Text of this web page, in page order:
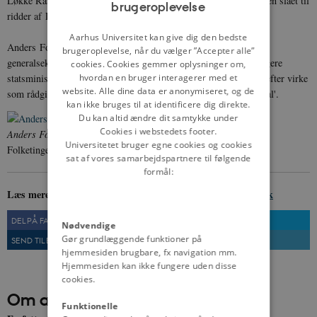
ridder af Dannebrogordenens storkors.
Anders Fogh Rasmussen overtog formelt posten som NATO's
generalsekretær 1.8. 2009 og afløstes 1.10. 2014 af Norges tidligere
statsminister Jens Stoltenberg. Anders Fogh Rasmussen vil herefter virke
som rådgiver i sin egen konsulentvirksomhed, 'Rasmussen Global'.
Anders Fogh Rasmussen.Foto: Fotograf Henrik Sørensen 2009,
Folketingets Bibliotek og Arkiv
Læs mere om Anders Fogh Rasmussen på denstoredanske.dk
DEL PÅ FACEBOOK
SEND TIL EN VEN
UDSKRIV
Om artiklen
DANISH
brugeroplevelse
Aarhus Universitet kan give dig den bedste
brugeroplevelse, når du vælger ”Accepter alle”
cookies. Cookies gemmer oplysninger om,
hvordan en bruger interagerer med et
website. Alle dine data er anonymiseret, og de
kan ikke bruges til at identificere dig direkte.
Du kan altid ændre dit samtykke under
Cookies i webstedets footer.
Universitetet bruger egne cookies og cookies
sat af vores samarbejdspartnere til følgende
formål:
Nødvendige
Gør grundlæggende funktioner på
hjemmesiden brugbare, fx navigation mm.
Hjemmesiden kan ikke fungere uden disse
cookies.
Funktionelle